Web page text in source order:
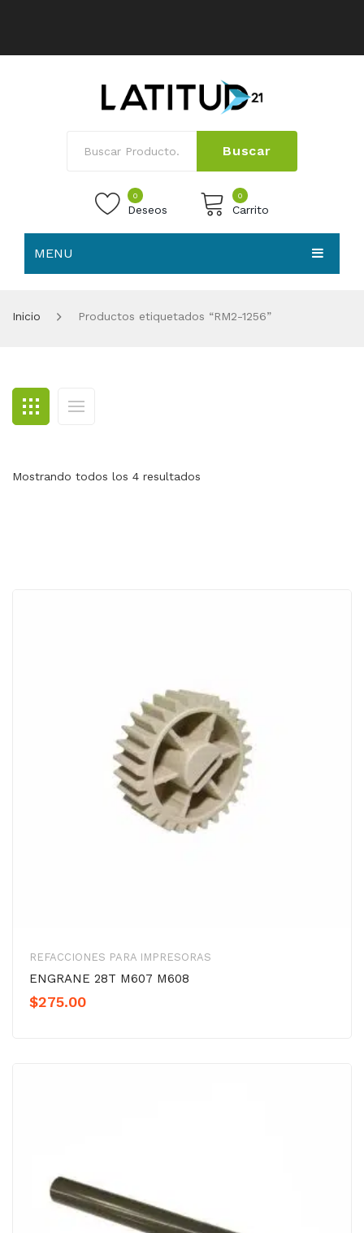
Buscar
0
Deseos
0
Carrito
MENU
BLOG
CONTACTO
Inicio Productos etiquetados “RM2-1256”
Mostrando todos los 4 resultados
REFACCIONES PARA IMPRESORAS
ENGRANE 28T M607 M608
$275.00